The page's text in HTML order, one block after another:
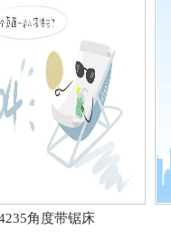
角度带锯床